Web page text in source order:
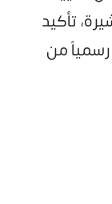
تأكيد
من